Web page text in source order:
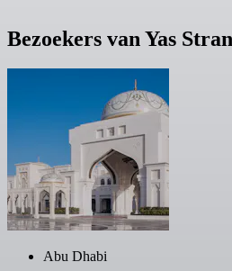
Bezoekers van Yas
Abu Dhabi